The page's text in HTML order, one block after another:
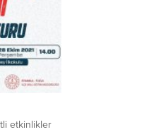
etkinlikler